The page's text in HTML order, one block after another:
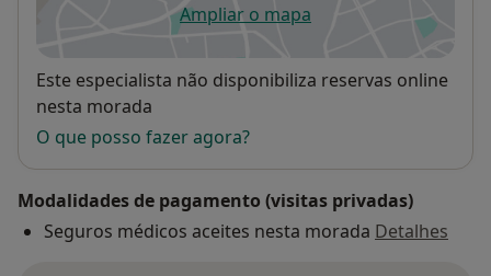
Ampliar o mapaabre num novo separador
Disponibilidade
Este especialista não disponibiliza reservas online
nesta morada
O que posso fazer agora?
Modalidades de pagamento (visitas privadas)
Seguros médicos aceites nesta morada Detalhes